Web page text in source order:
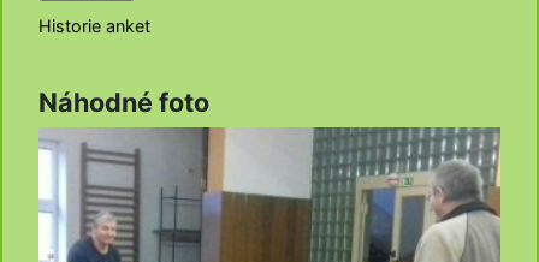
Historie anket
Náhodné foto